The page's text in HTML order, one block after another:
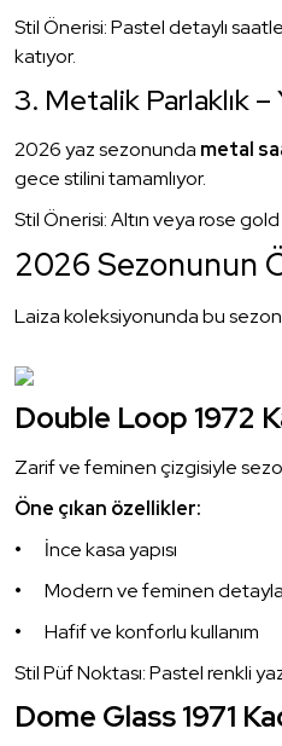
Stil Önerisi: Pastel detaylı
katıyor.
3. Metalik Parlaklık –
2026 yaz sezonunda metal
gece stilini tamamlıyor.
Stil Önerisi: Altın veya rose
2026 Sezonunun
Laiza koleksiyonunda bu
Double Loop 1972
Zarif ve feminen çizgisiyle
Öne çıkan özellikler:
İnce kasa yapısı
Modern ve feminen
Hafif ve konforlu kullanım
Stil Püf Noktası: Pastel renkli
Dome Glass 1971